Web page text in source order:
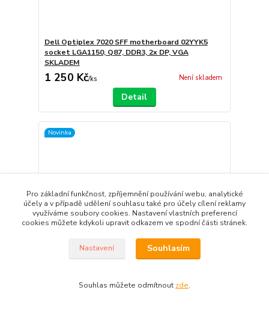
Dell Optiplex 7020 SFF motherboard 02YYK5
socket LGA1150, Q87, DDR3, 2x DP, VGA
SKLADEM
1 250 Kč/ks Není skladem
Detail
Novinka
Pro základní funkčnost, zpříjemnění používání webu, analytické
účely a v případě udělení souhlasu také pro účely cílení reklamy
využíváme soubory cookies. Nastavení vlastních preferencí
cookies můžete kdykoli upravit odkazem ve spodní části stránek.
Nastavení Souhlasím
Souhlas můžete odmítnout zde.